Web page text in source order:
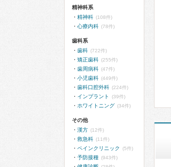
精神科系
精神科 (108件)
心療内科 (78件)
歯科系
歯科 (722件)
矯正歯科 (255件)
歯周病科 (47件)
小児歯科 (449件)
歯科口腔外科 (224件)
インプラント (39件)
ホワイトニング (34件)
その他
漢方 (12件)
救急科 (11件)
ペインクリニック (5件)
予防接種 (943件)